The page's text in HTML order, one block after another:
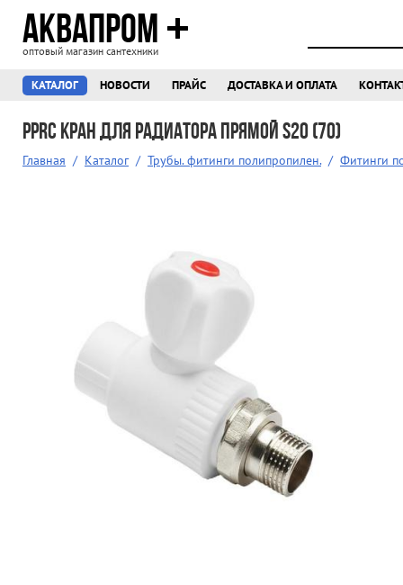
АКВАПРОМ
оптовый магазин сантехники
КАТАЛОГ НОВОСТИ ПРАЙС ДОСТАВКА И ОПЛАТА
PPRC Кран для радиатора прямой S20 (70)
Главная / Каталог / Трубы. фитинги полипропилен. / Фитинги